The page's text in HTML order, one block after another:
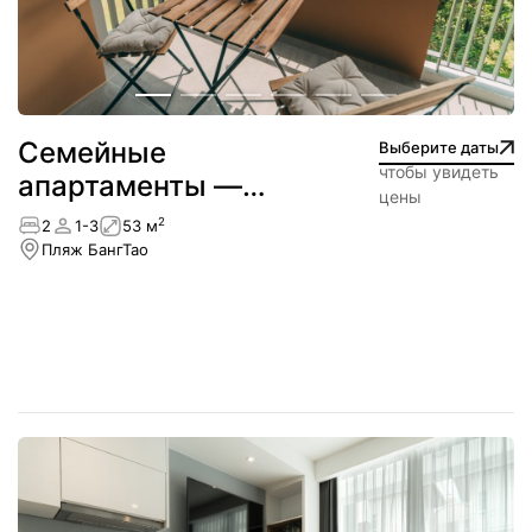
Cемейные
апартаменты —
Лагуна
Выберите даты
чтобы увидеть
цены
2 1-3 53 м2
Пляж БангТао